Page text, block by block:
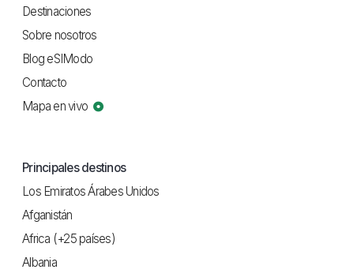
Destinaciones
Sobre nosotros
Blog eSIModo
Contacto
Mapa en vivo
Principales destinos
Los Emiratos Árabes Unidos
Afganistán
Africa (+25 países)
Albania